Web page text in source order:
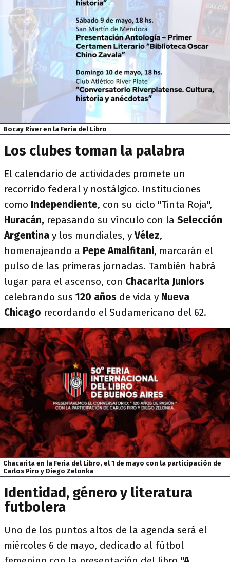
Bocay River en la Feria del Libro
Los clubes toman la palabra
El calendario de actividades promete un
recorrido federal y nostálgico. Instituciones
como Independiente, con su ciclo "Tinta Roja",
Huracán, repasando su vínculo con la Selección
Argentina y los mundiales, yVélez,
homenajeando a Pepe Amalfitani, marcarán el
pulso de las primeras jornadas. También habrá
lugar para el ascenso, con Chacarita Juniors
celebrando sus 120 años de vida y Nueva
Chicago recordando el Sudamericano del 62.
Chacarita en la Feria del Libro, el 1 de mayo con la participación de
Carlos Piro y Diego Zelonka
Identidad, género y literatura
futbolera
Uno de los puntos altos de la agenda será el
miércoles 6 de mayo, dedicado al fútbol